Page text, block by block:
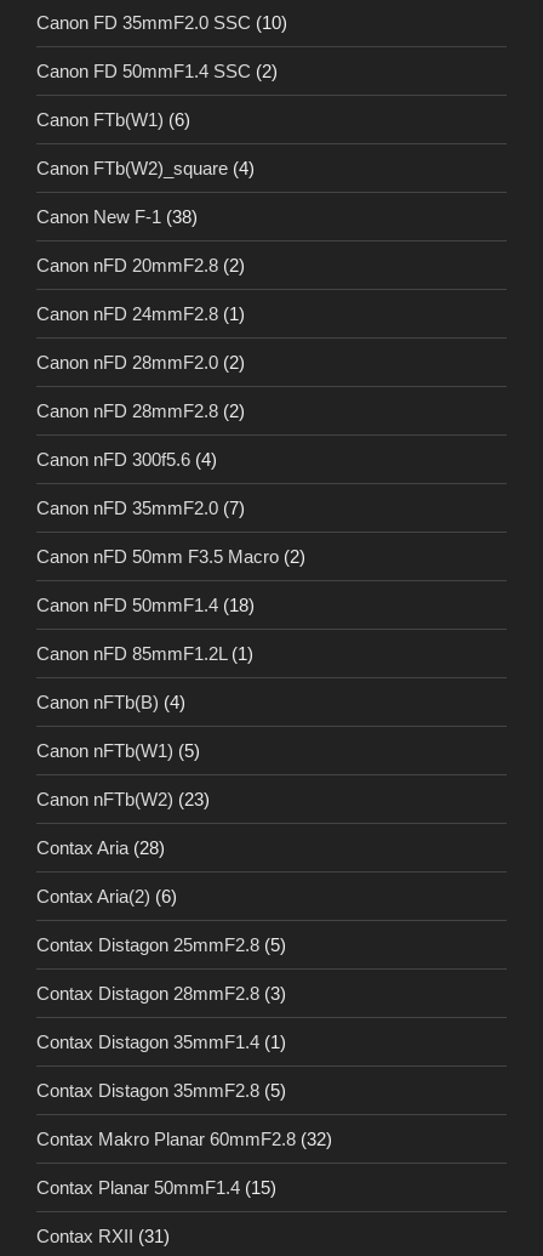
Canon FD 35mmF2.0 SSC (10)
Canon FD 50mmF1.4 SSC (2)
Canon FTb(W1) (6)
Canon FTb(W2)_square (4)
Canon New F-1 (38)
Canon nFD 20mmF2.8 (2)
Canon nFD 24mmF2.8 (1)
Canon nFD 28mmF2.0 (2)
Canon nFD 28mmF2.8 (2)
Canon nFD 300f5.6 (4)
Canon nFD 35mmF2.0 (7)
Canon nFD 50mm F3.5 Macro (2)
Canon nFD 50mmF1.4 (18)
Canon nFD 85mmF1.2L (1)
Canon nFTb(B) (4)
Canon nFTb(W1) (5)
Canon nFTb(W2) (23)
Contax Aria (28)
Contax Aria(2) (6)
Contax Distagon 25mmF2.8 (5)
Contax Distagon 28mmF2.8 (3)
Contax Distagon 35mmF1.4 (1)
Contax Distagon 35mmF2.8 (5)
Contax Makro Planar 60mmF2.8 (32)
Contax Planar 50mmF1.4 (15)
Contax RXII (31)